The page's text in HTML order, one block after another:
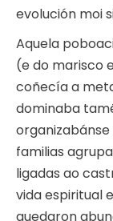
evolución moi
Aquela
(e do marisco
coñecía a
dominaba
familias
ligadas ao
vida espiritual
quedaron